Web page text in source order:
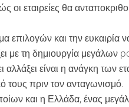
οι εταιρείες θα
και την ευκαιρία να
με τη δημιουργία
είναι η ανάγκη των
τους πριν τον ανταγωνισμό.
και η Ελλάδα, ένας